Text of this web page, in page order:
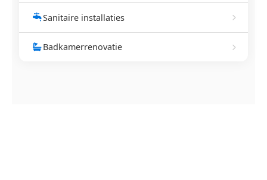
Sanitaire installaties
Badkamerrenovatie